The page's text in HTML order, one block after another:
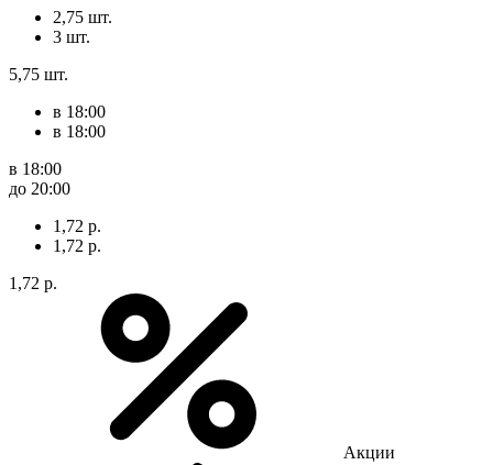
2,75 шт.
3 шт.
5,75 шт.
в 18:00
в 18:00
в 18:00
до 20:00
1,72 р.
1,72 р.
1,72 р.
Акции